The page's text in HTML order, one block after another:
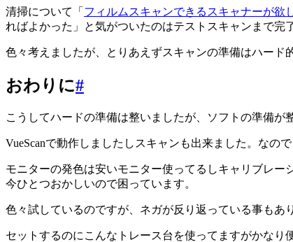
清掃について「 フィルムスキャンできるスキャナーが
ればよかった」と気がついたのはテストスキャンまで完
色々考えましたが、とりあえずスキャンの準備はハード
おわりに#
こうしてハードの準備は整いましたが、ソフトの準備が
VueScanで動作しましたしスキャンも出来ました。なの
モニターの発色は安いモニター使ってるしキャリブレ
今ひとつおかしいので困っています。
色々試しているのですが、ネガが反り返っている事もあ
セットするのにこんなトレース台を使ってますがかなり